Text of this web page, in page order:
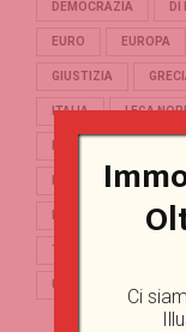
DEMOCRAZIA DI
EURO EUROPA
GIUSTIZIA
ITALIA LEGA
SALVINI
TRUMP
UNIONE EUROPEA
Ci